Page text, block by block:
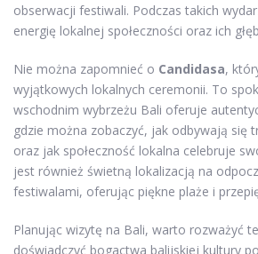
obserwacji festiwali. Podczas takich
energię lokalnej społeczności oraz ich
Nie można zapomnieć o Candidasa,
wyjątkowych lokalnych ceremonii. To
wschodnim wybrzeżu Bali oferuje
gdzie można zobaczyć, jak odbywają się
oraz jak społeczność lokalna celebruje
jest również świetną lokalizacją na
festiwalami, oferując piękne plaże i
Planując wizytę na Bali, warto rozważyć
doświadczyć bogactwa balijskiej kultury